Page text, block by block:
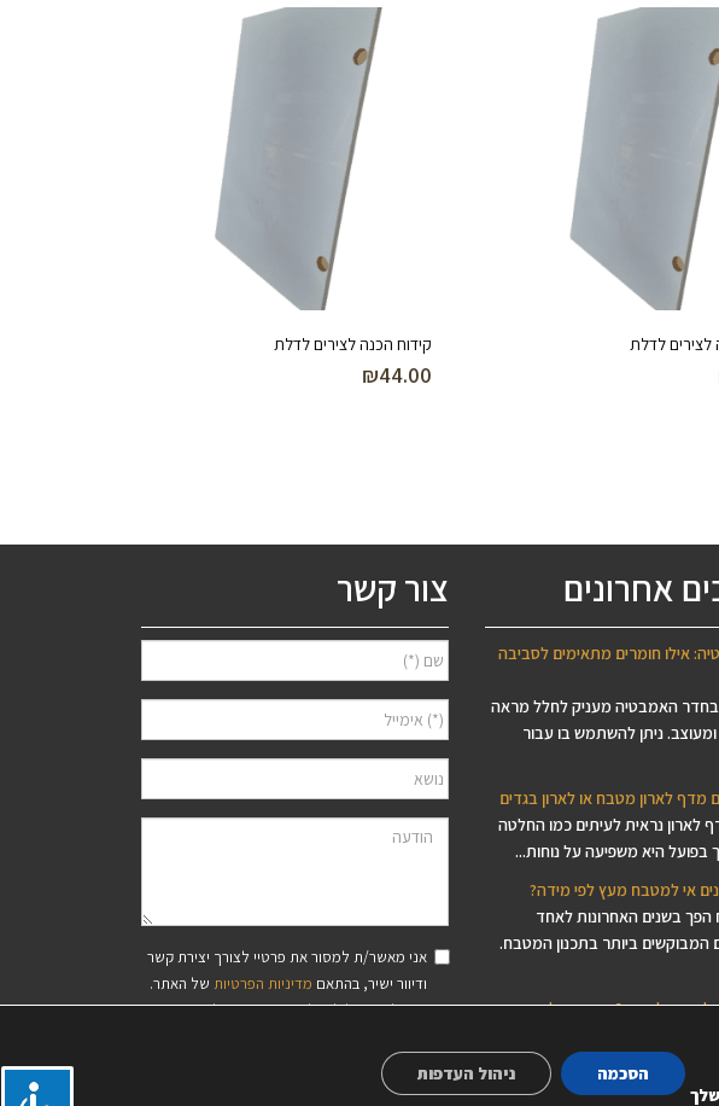
לצירים לדלת קידוח הכנה לצירים לדלת
₪44.00
אחרונים
אילו חומרים מתאימים לסביבה
בחדר האמבטיה מעניק לחלל מראה
ניתן להשתמש בו עבור
מדף לארון מטבח או לארון בגדים
לארון נראית לעיתים כמו החלטה
בפועל היא משפיעה על נוחות...
אי למטבח מעץ לפי מידה?
בשנים האחרונות לאחד
המבוקשים ביותר בתכנון המטבח.
לוח עץ ליצירה? המדריך לבסיסי עץ
עץ ליצירה, בסיס עץ לפסיפס,
או פלטת עץ לדקופאז’?
צור קשר
אני מאשר/ת למסור את פרטיי לצורך יצירת קשר
ודיוור ישיר, בהתאם מדיניות הפרטיות של האתר.
ידוע לי שאוכל לבטל את הרישום בכל עת.
שלך
הסכמה ניהול העדפות